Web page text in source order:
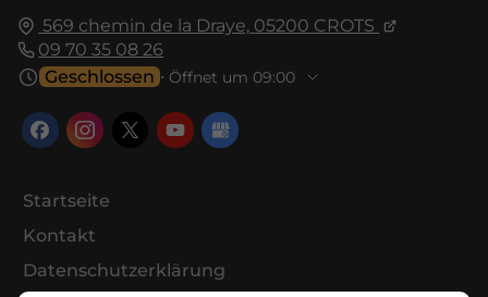
569 chemin de la Draye, 05200 CROTS
09 70 35 08 26
Geschlossen ⋅ Öffnet um 09:00
Startseite
Kontakt
Datenschutzerklärung